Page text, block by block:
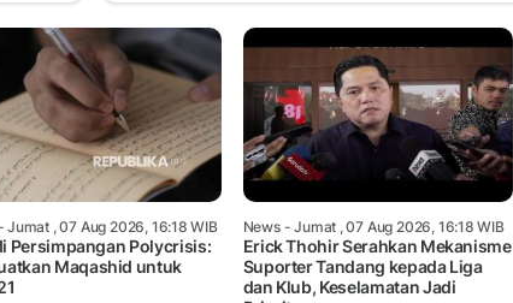
- Jumat , 07 Aug 2026, 16:18 WIB
Persimpangan Polycrisis:
Maqashid untuk
News- Jumat , 07 Aug 2026, 16:18 WIB
Erick Thohir Serahkan Mekanisme
Suporter Tandang kepada Liga
dan Klub, Keselamatan Jadi